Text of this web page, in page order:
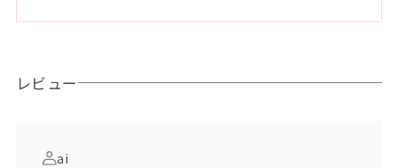
トレハロース、アロエベラ液汁、クダモノトケイソウ果実水、
モングラス油、シークヮーサー油、ホワイトカオリン、黄酸化
レビュー
ai